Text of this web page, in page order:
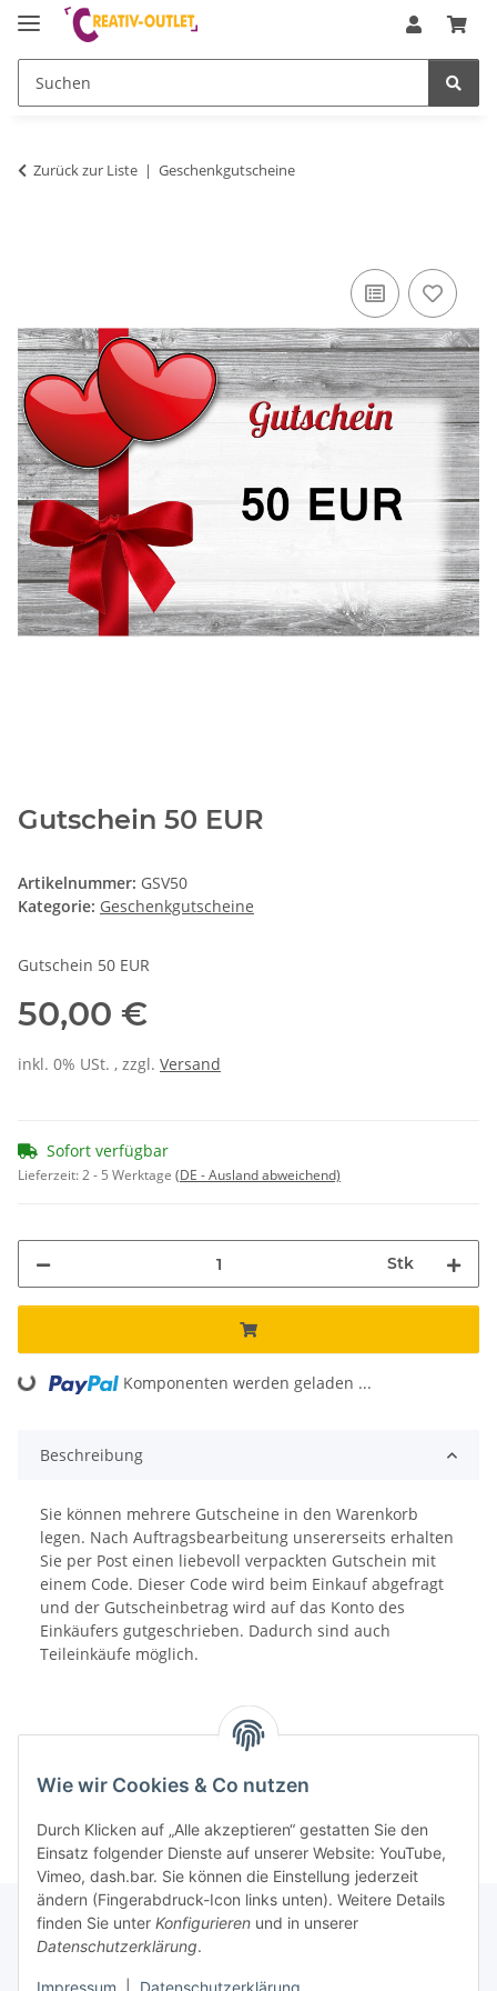
Wie wir Cookies & Co nutzen
Durch Klicken auf „Alle akzeptieren“ gestatten Sie den
Einsatz folgender Dienste auf unserer Website: YouTube,
Vimeo, dash.bar. Sie können die Einstellung jederzeit
ändern (Fingerabdruck-Icon links unten). Weitere Details
finden Sie unter Konfigurieren und in unserer
Datenschutzerklärung.
Zurück zur Liste Geschenkgutscheine
Gutschein 50 EUR
Artikelnummer: GSV50
Kategorie: Geschenkgutscheine
Gutschein 50 EUR
50,00 €
inkl. 0% USt. , zzgl. Versand
Sofort verfügbar
Lieferzeit:2 - 5 Werktage (DE - Ausland abweichend)
Stk
Loading... Komponenten werden geladen ...
Beschreibung
Sie können mehrere Gutscheine in den Warenkorb
legen. Nach Auftragsbearbeitung unsererseits erhalten
Sie per Post einen liebevoll verpackten Gutschein mit
einem Code. Dieser Code wird beim Einkauf abgefragt
und der Gutscheinbetrag wird auf das Konto des
Einkäufers gutgeschrieben. Dadurch sind auch
Teileinkäufe möglich.